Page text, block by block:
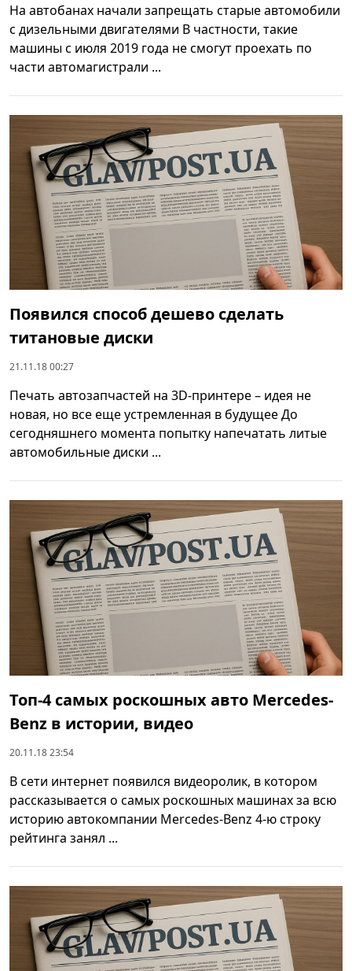
На автобанах начали запрещать старые автомобили
с дизельными двигателями В частности, такие
машины с июля 2019 года не смогут проехать по
части автомагистрали ...
Появился способ дешево сделать
титановые диски
21.11.18 00:27
Печать автозапчастей на 3D-принтере – идея не
новая, но все еще устремленная в будущее До
сегодняшнего момента попытку напечатать литые
автомобильные диски ...
Топ-4 самых роскошных авто Mercedes-
Benz в истории, видео
20.11.18 23:54
В сети интернет появился видеоролик, в котором
рассказывается о самых роскошных машинах за всю
историю автокомпании Mercedes-Benz 4-ю строку
рейтинга занял ...